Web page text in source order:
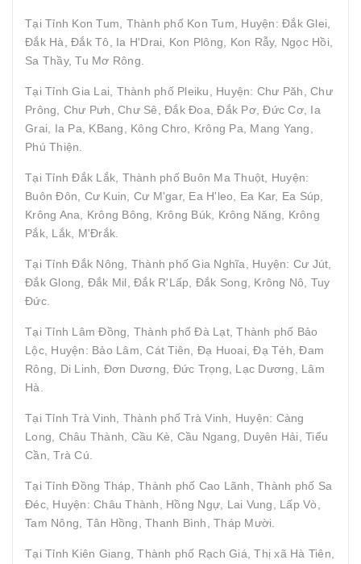
Tại Tỉnh Kon Tum, Thành phố Kon Tum, Huyện: Đắk Glei,
Đắk Hà, Đắk Tô, Ia H'Drai, Kon Plông, Kon Rẫy, Ngọc Hồi,
Sa Thầy, Tu Mơ Rông.
Tại Tỉnh Gia Lai, Thành phố Pleiku, Huyện: Chư Păh, Chư
Prông, Chư Pưh, Chư Sê, Đắk Đoa, Đắk Pơ, Đức Cơ, Ia
Grai, Ia Pa, KBang, Kông Chro, Krông Pa, Mang Yang,
Phú Thiện.
Tại Tỉnh Đắk Lắk, Thành phố Buôn Ma Thuột, Huyện:
Buôn Đôn, Cư Kuin, Cư M'gar, Ea H'leo, Ea Kar, Ea Súp,
Krông Ana, Krông Bông, Krông Búk, Krông Năng, Krông
Pắk, Lắk, M'Đrắk.
Tại Tỉnh Đắk Nông, Thành phố Gia Nghĩa, Huyện: Cư Jút,
Đắk Glong, Đắk Mil, Đắk R'Lấp, Đắk Song, Krông Nô, Tuy
Đức.
Tại Tỉnh Lâm Đồng, Thành phố Đà Lạt, Thành phố Bảo
Lộc, Huyện: Bảo Lâm, Cát Tiên, Đạ Huoai, Đạ Tẻh, Đam
Rông, Di Linh, Đơn Dương, Đức Trọng, Lạc Dương, Lâm
Hà.
Tại Tỉnh Trà Vinh, Thành phố Trà Vinh, Huyện: Càng
Long, Châu Thành, Cầu Kè, Cầu Ngang, Duyên Hải, Tiểu
Cần, Trà Cú.
Tại Tỉnh Đồng Tháp, Thành phố Cao Lãnh, Thành phố Sa
Đéc, Huyện: Châu Thành, Hồng Ngự, Lai Vung, Lấp Vò,
Tam Nông, Tân Hồng, Thanh Bình, Tháp Mười.
Tại Tỉnh Kiên Giang, Thành phố Rạch Giá, Thị xã Hà Tiên,